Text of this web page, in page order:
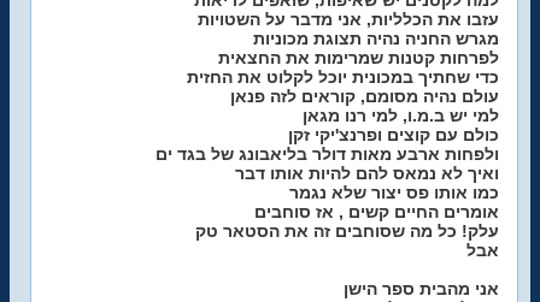
עזבו את הכלליות, אני מדבר על השטויות
מגרש החניה נהיה תצוגת מכוניות
לפרחות קטנות שמרימות את החצאית
כדי שחתיך במכונית יוכל לקלוט את החזית
עולם נהיה מסומם, קוראים לזה פנאן
למי יש ב.מ.ו, למי רנו מגאן
כולם עם קוצים ופרנצ'יקי זקן
ולפחות ארבע מאות דולר בליאבונג של בגד ים
ואיך לא נמאס להם להיות אותו דבר
כמו אותו פס יצור שלא נגמר
אומרים החיים קשים , אז סוחבים
עלק! כל מה שסוחבים זה את הסטאר טק
אבל
אני מהבית ספר הישן